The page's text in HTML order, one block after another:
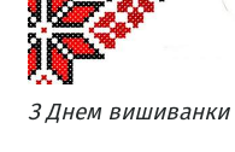
З Днем